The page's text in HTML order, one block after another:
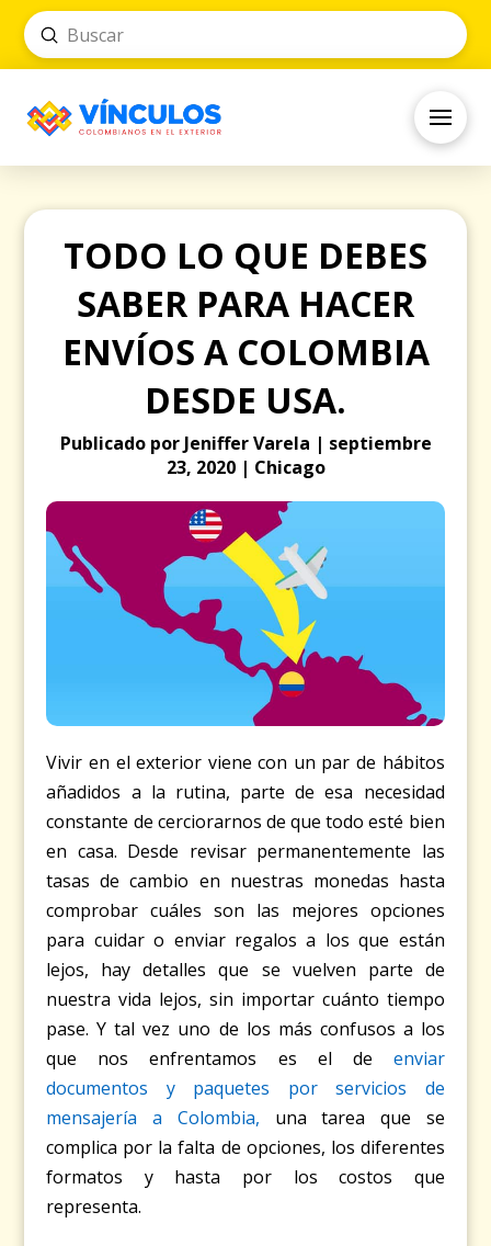
Search
Submit
TODO LO QUE DEBES
SABER PARA HACER
ENVÍOS A COLOMBIA
DESDE USA.
Publicado por Jeniffer Varela | septiembre
23, 2020 | Chicago
Vivir en el exterior viene con un par de hábitos
añadidos a la rutina, parte de esa necesidad
constante de cerciorarnos de que todo esté bien
en casa. Desde revisar permanentemente las
tasas de cambio en nuestras monedas hasta
comprobar cuáles son las mejores opciones
para cuidar o enviar regalos a los que están
lejos, hay detalles que se vuelven parte de
nuestra vida lejos, sin importar cuánto tiempo
pase. Y tal vez uno de los más confusos a los
que nos enfrentamos es el de enviar
documentos y paquetes por servicios de
mensajería a Colombia, una tarea que se
complica por la falta de opciones, los diferentes
formatos y hasta por los costos que
representa.